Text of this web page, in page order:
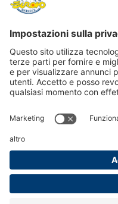
VIA
FAX: